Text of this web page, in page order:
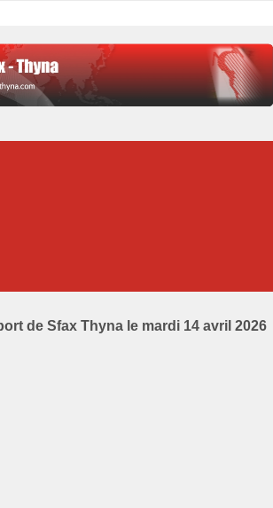
de Sfax Thyna le mardi 14 avril 2026